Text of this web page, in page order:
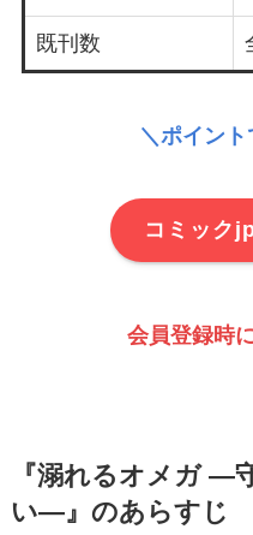
既刊数
＼ポイン
コミック
会員登録時
『溺れるオメガ ―
い―』のあらすじ